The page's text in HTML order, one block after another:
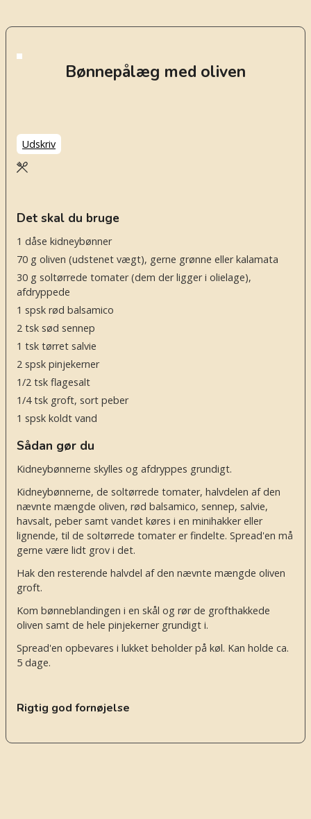
Bønnepålæg med oliven
Udskriv
Det skal du bruge
1 dåse kidneybønner
70 g oliven (udstenet vægt), gerne grønne eller kalamata
30 g soltørrede tomater (dem der ligger i olielage),
afdryppede
1 spsk rød balsamico
2 tsk sød sennep
1 tsk tørret salvie
2 spsk pinjekerner
1/2 tsk flagesalt
1/4 tsk groft, sort peber
1 spsk koldt vand
Sådan gør du
Kidneybønnerne skylles og afdryppes grundigt.
Kidneybønnerne, de soltørrede tomater, halvdelen af den
nævnte mængde oliven, rød balsamico, sennep, salvie,
havsalt, peber samt vandet køres i en minihakker eller
lignende, til de soltørrede tomater er findelte. Spread'en må
gerne være lidt grov i det.
Hak den resterende halvdel af den nævnte mængde oliven
groft.
Kom bønneblandingen i en skål og rør de grofthakkede
oliven samt de hele pinjekerner grundigt i.
Spread'en opbevares i lukket beholder på køl. Kan holde ca.
5 dage.
Rigtig god fornøjelse